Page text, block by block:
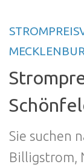
Sie suchen
Billigstrom,